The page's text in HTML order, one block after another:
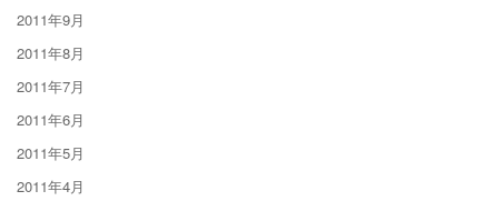
2011年9月
2011年8月
2011年7月
2011年6月
2011年5月
2011年4月